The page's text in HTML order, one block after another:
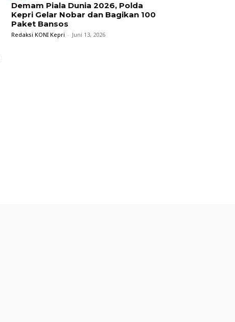
Demam Piala Dunia 2026, Polda
Kepri Gelar Nobar dan Bagikan 100
Paket Bansos
Redaksi KONI Kepri - Juni 13, 2026